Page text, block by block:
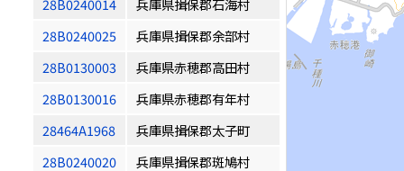
28B0240014
兵庫県揖保郡石海村
28B0240025
兵庫県揖保郡余部村
28B0130003
兵庫県赤穂郡高田村
28B0130016
兵庫県赤穂郡有年村
28464A1968
兵庫県揖保郡太子町
28B0240020
兵庫県揖保郡斑鳩村